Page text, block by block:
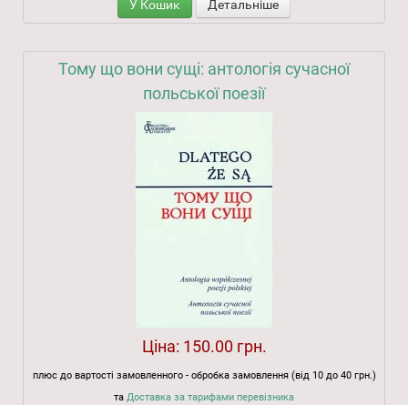
У Кошик Детальніше
Тому що вони сущі: антологія сучасної
польської поезії
Ціна: 150.00 грн.
плюс до вартості замовленного - обробка замовлення (від 10 до 40 грн.)
та Доставка за тарифами перевізника